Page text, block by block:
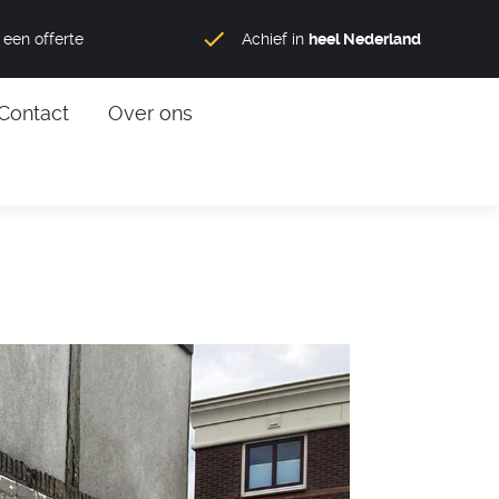
offerte Achief in heel Nederland
Over ons